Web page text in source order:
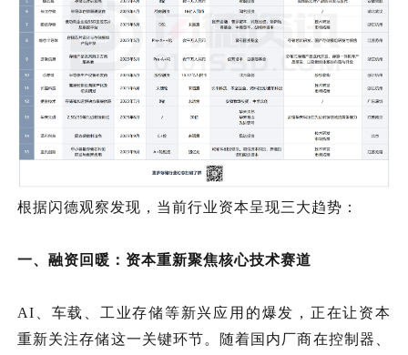
根据闪德观察发现，当前行业资本呈现三大趋势：
一、融资回暖：资本重新聚焦核心技术赛道
AI、车载、工业存储等新兴应用的爆发，正在让资本
重新关注存储这一关键环节。随着国内厂商在控制器、